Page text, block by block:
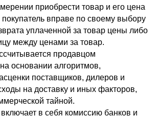
приобрести товар и его цена
вправе по своему выбору
уплаченной за товар цены либо
между ценами за товар.
продавцом
основании алгоритмов,
поставщиков, дилеров и
на доставку и иных факторов,
тайной.
в себя комиссию банков и